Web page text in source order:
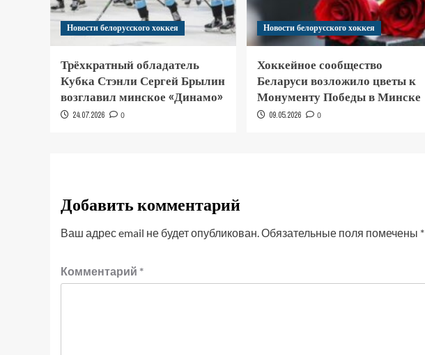
Новости белорусского хоккея
Трёхкратный обладатель
Кубка Стэнли Сергей Брылин
возглавил минское «Динамо»
24.07.2026 0
Новости белорусского хоккея
Хоккейное сообщество
Беларуси возложило цветы к
Монументу Победы в Минске
09.05.2026 0
Добавить комментарий
Ваш адрес email не будет опубликован.Обязательные поля помечены *
Комментарий *